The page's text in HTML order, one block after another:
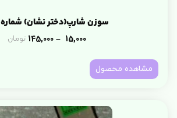
سوزن شارپ(دختر نشان) شماره 3.5
15,000
–
145,000 تومان
مشاهده محصول